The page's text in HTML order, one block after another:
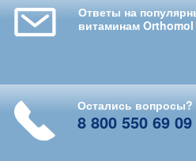
Ответы на
витаминам Orthomol
Остались вопросы?
8 800 550 69 09